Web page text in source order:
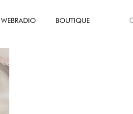
WEBRADIO BOUTIQUE